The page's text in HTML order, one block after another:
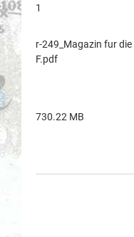
1
r-249_Magazin fur
F.pdf
730.22 MB